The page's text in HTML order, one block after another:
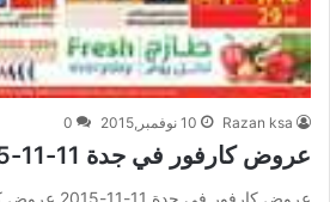
Razan ksa 10 نوفمبر,2015 0
عروض كارفور في جدة 11-11-2015